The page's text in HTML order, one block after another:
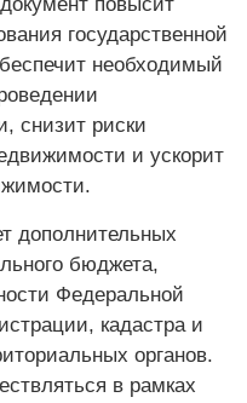
государственной
необходимый
снизит риски
и ускорит
дополнительных
бюджета,
Федеральной
кадастра и
органов.
в рамках